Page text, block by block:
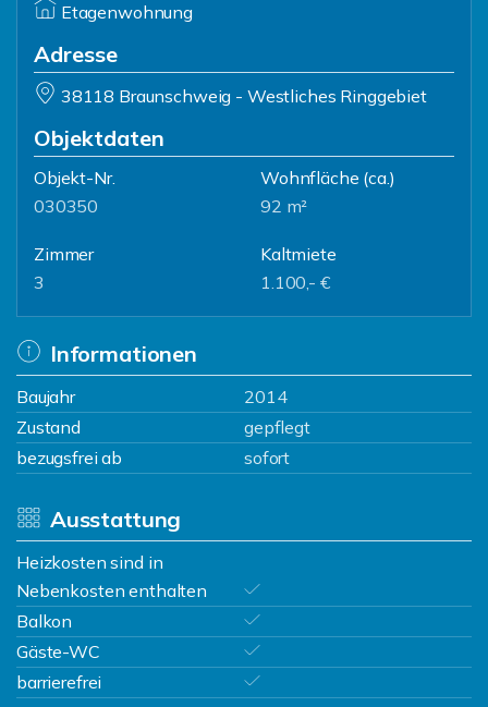
Etagenwohnung
Adresse
38118 Braunschweig - Westliches Ringgebiet
Objektdaten
Objekt-Nr.
030350
Wohnfläche (ca.)
92 m²
Zimmer
3
Kaltmiete
1.100,- €
Informationen
Baujahr
2014
Zustand
gepflegt
bezugsfrei ab
sofort
Ausstattung
Heizkosten sind in
Nebenkosten enthalten
Balkon
Gäste-WC
barrierefrei